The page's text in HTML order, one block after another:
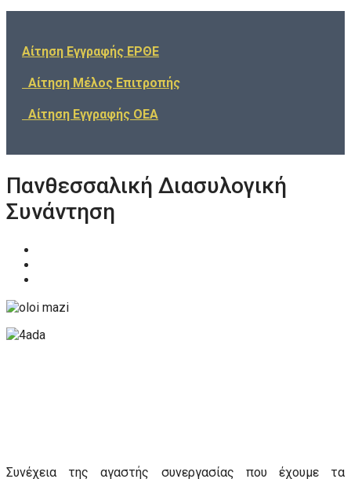
Αίτηση Εγγραφής ΕΡΘΕ
Αίτηση Μέλος Επιτροπής
Αίτηση Εγγραφής ΟΕΑ
Πανθεσσαλική Διασυλογική
Συνάντηση
Συνέχεια της αγαστής συνεργασίας που έχουμε τα